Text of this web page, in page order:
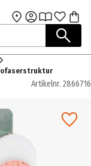
Artikelnr. 2866716